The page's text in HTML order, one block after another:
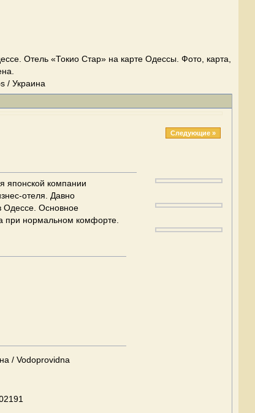
Отель «Токио Стар» на карте Одессы. Фото, карта,
/ Украина
Следующие »
японской компании
отеля. Давно
Одессе. Основное
при нормальном комфорте.
/ Vodoprovidna